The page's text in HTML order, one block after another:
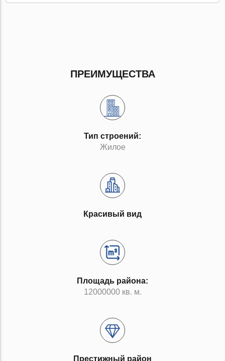
ПРЕИМУЩЕСТВА
Тип строений:
Жилое
Красивый вид
Площадь района:
12000000 кв. м.
Престижный район